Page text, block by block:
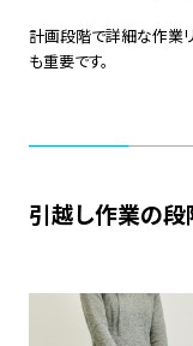
計画段階で詳細な作業
も重要です。
引越し作業の